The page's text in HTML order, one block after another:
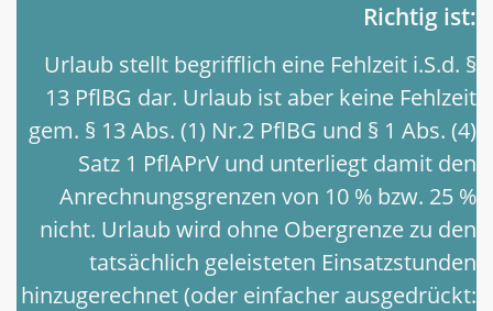
Richtig ist:
Urlaub stellt begrifflich eine Fehlzeit i.S.d. §
13 PflBG dar. Urlaub ist aber keine Fehlzeit
gem. § 13 Abs. (1) Nr.2 PflBG und § 1 Abs. (4)
Satz 1 PflAPrV und unterliegt damit den
Anrechnungsgrenzen von 10 % bzw. 25 %
nicht. Urlaub wird ohne Obergrenze zu den
tatsächlich geleisteten Einsatzstunden
hinzugerechnet (oder einfacher ausgedrückt: